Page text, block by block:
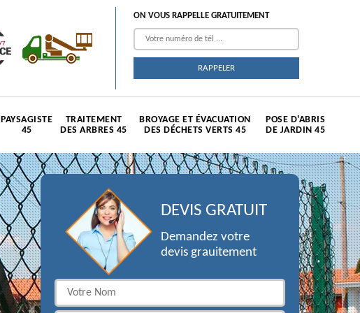
ON VOUS RAPPELLE GRATUITEMENT
PAYSAGISTE
45
TRAITEMENT
DES ARBRES 45
BROYAGE ET ÉVACUATION
DES DÉCHETS VERTS 45
POSE D'ABRIS
DE JARDIN 45
DEVIS GRATUIT
Demandez votre
devis grauitement